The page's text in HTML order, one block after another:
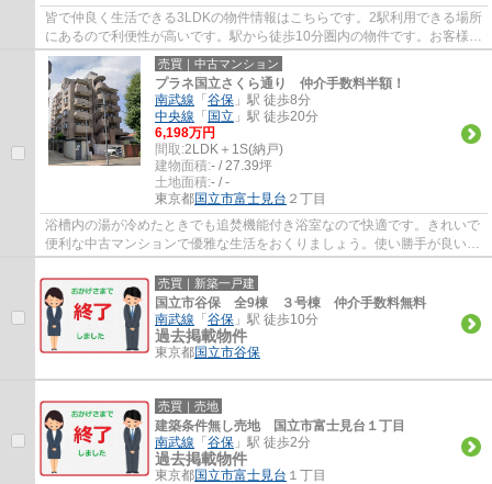
皆で仲良く生活できる3LDKの物件情報はこちらです。2駅利用できる場所
にあるので利便性が高いです。駅から徒歩10分圏内の物件です。お客様の
住まい探しを、経験豊富なエージーホームス...
売買｜中古マンション
プラネ国立さくら通り 仲介手数料半額！
南武線 「 谷保 」駅 徒歩8分
中央線 「 国立 」駅 徒歩20分
6,198万円
間取:2LDK＋1S(納戸)
建物面積:- / 27.39坪
土地面積:- / -
東京都国立市富士見台 ２丁目
浴槽内の湯が冷めたときでも追焚機能付き浴室なので快適です。きれいで
便利な中古マンションで優雅な生活をおくりましょう。使い勝手が良いシ
ステムキッチンがある物件です。収納部屋...
売買｜新築一戸建
国立市谷保 全9棟 ３号棟 仲介手数料無料
南武線 「 谷保 」駅 徒歩10分
過去掲載物件
東京都国立市谷保
売買｜売地
建築条件無し売地 国立市富士見台１丁目
南武線 「 谷保 」駅 徒歩2分
過去掲載物件
東京都国立市富士見台 １丁目